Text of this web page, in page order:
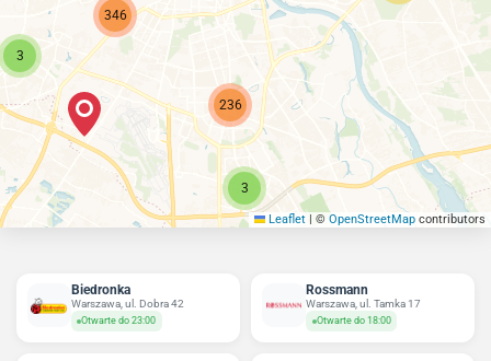
236
346
3
3
Leaflet | © OpenStreetMap contributors
Biedronka
Warszawa, ul. Dobra 42
Otwarte do 23:00
Rossmann
Warszawa, ul. Tamka 17
Otwarte do 18:00